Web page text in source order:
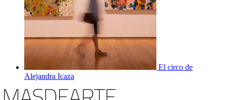
El circo de
Alejandra Icaza